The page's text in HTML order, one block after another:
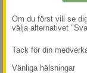
promenad
Om du först vill se
välja alternativet
Tack för din
Vänliga hälsningar